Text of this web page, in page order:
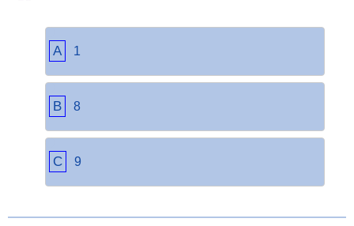
A 1
B 8
C 9